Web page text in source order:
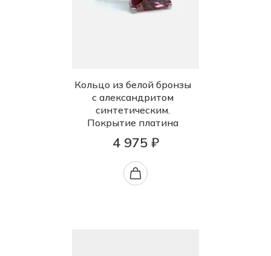
Кольцо из белой бронзы
с александритом
синтетическим.
Покрытие платина
4 975 ₽